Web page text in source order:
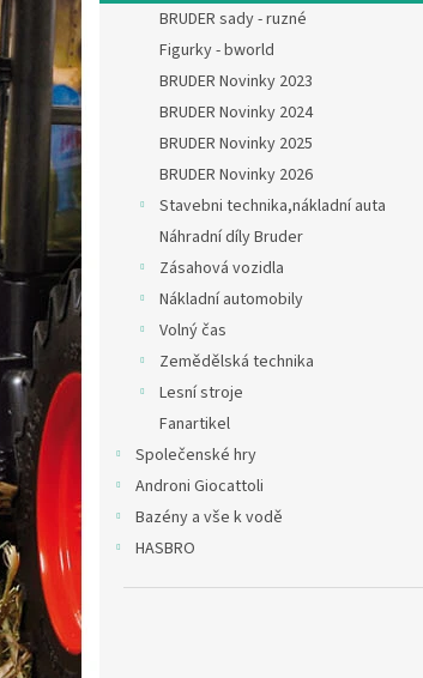
n
BRUDER sady - ruzné
Figurky - bworld
BRUDER Novinky 2023
BRUDER Novinky 2024
BRUDER Novinky 2025
BRUDER Novinky 2026
Stavebni technika,nákladní auta
Náhradní díly Bruder
Zásahová vozidla
Nákladní automobily
Volný čas
Zemědělská technika
Lesní stroje
Fanartikel
Společenské hry
Androni Giocattoli
Bazény a vše k vodě
HASBRO